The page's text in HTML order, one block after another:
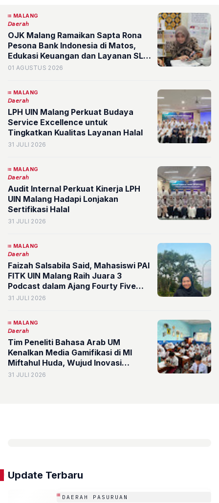
MALANG
𝘋𝘢𝘦𝘳𝘢𝘩
OJK Malang Ramaikan Sapta Rona
Pesona Bank Indonesia di Matos,
Edukasi Keuangan dan Layanan SLIK
Disambut Antusias Pengunjung
01 AGUSTUS 2026
MALANG
𝘋𝘢𝘦𝘳𝘢𝘩
LPH UIN Malang Perkuat Budaya
Service Excellence untuk
Tingkatkan Kualitas Layanan Halal
31 JULI 2026
MALANG
𝘋𝘢𝘦𝘳𝘢𝘩
Audit Internal Perkuat Kinerja LPH
UIN Malang Hadapi Lonjakan
Sertifikasi Halal
31 JULI 2026
MALANG
𝘋𝘢𝘦𝘳𝘢𝘩
Faizah Salsabila Said, Mahasiswi PAI
FITK UIN Malang Raih Juara 3
Podcast dalam Ajang Fourty Five
Station 2026
31 JULI 2026
MALANG
𝘋𝘢𝘦𝘳𝘢𝘩
Tim Peneliti Bahasa Arab UM
Kenalkan Media Gamifikasi di MI
Miftahul Huda, Wujud Inovasi
Pembelajaran Menuju Pendidikan
31 JULI 2026
Update Terbaru
DAERAH PASURUAN